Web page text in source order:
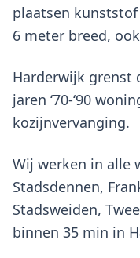
plaatsen
6 meter breed,
Harderwijk grenst
jaren ‘70-‘90
kozijnvervanging.
Wij werken in alle
Stadsdennen,
Stadsweiden,
binnen 35 min in